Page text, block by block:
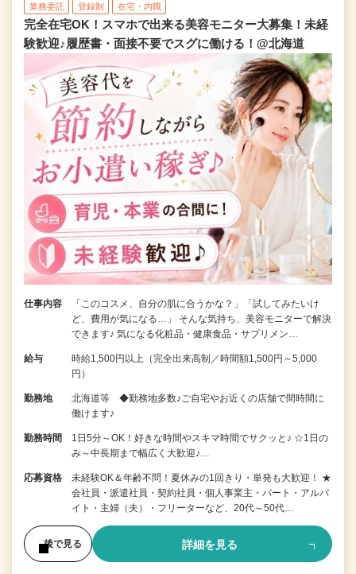
業務委託 登録制 在宅・内職
完全在宅OK！スマホで出来る美容モニター大募集！未経
験歓迎♪履歴書・面接不要でスグに働ける！@北海道
仕事内容
「このコスメ、自分の肌に合うかな？」「試してみたいけ
ど、費用が気になる…」 そんな気持ち、美容モニターで解決
できます♪ 気になる化粧品・健康食品・サプリメン…
給与
時給1,500円以上（完全出来高制／時間額1,500円～5,000
円）
勤務地
北海道等 ◆勤務地多数♪ご自宅やお近くの店舗で間時間に
働けます♪
勤務時間
1日5分～OK！好きな時間やスキマ時間でサクッと♪ ☆1日の
み～中長期まで幅広く大歓迎♪…
応募資格
未経験OK＆年齢不問！夏休みの1回きり・単発も大歓迎！ ★
会社員・派遣社員・契約社員・個人事業主・パート・アルバ
イト・主婦（夫）・フリーターなど、20代～50代…
後で見る 詳細を見る